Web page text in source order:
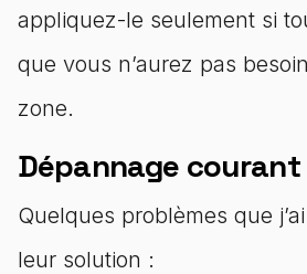
appliquez-le seulement si
que vous n’aurez pas
zone.
Dépannage courant
Quelques problèmes que
leur solution :